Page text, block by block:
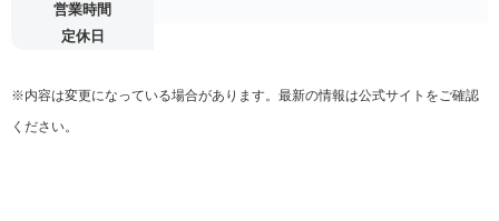
営業時間
定休日
※内容は変更になっている場合があります。最新の情報は公式サイトをご確認
ください。